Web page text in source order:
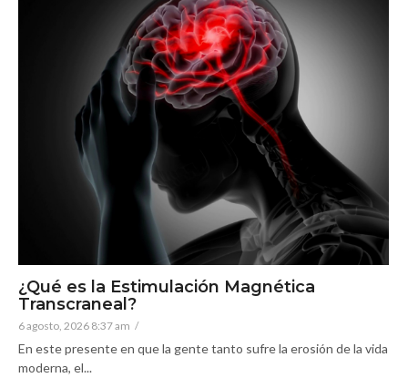
¿Qué es la Estimulación Magnética
Transcraneal?
6 agosto, 2026 8:37 am /
En este presente en que la gente tanto sufre la erosión de la vida
moderna, el...